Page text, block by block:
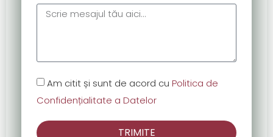
Am citit și sunt de acord cu Politica de
Confidențialitate a Datelor
TRIMITE